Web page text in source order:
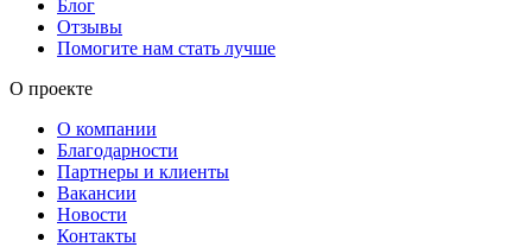
Блог
Отзывы
Помогите нам стать лучше
О проекте
О компании
Благодарности
Партнеры и клиенты
Вакансии
Новости
Контакты